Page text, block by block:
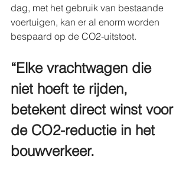
dag, met het gebruik van bestaande
voertuigen, kan er al enorm worden
bespaard op de CO2-uitstoot.
“Elke vrachtwagen die
niet hoeft te rijden,
betekent direct winst voor
de CO2-reductie in het
bouwverkeer.